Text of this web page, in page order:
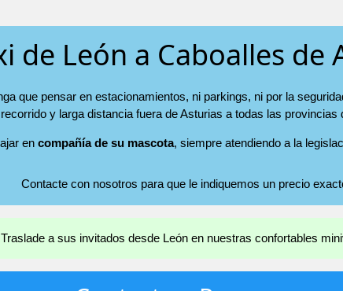
de León a Caboalles de
que pensar en estacionamientos, ni parkings, ni por la
y larga distancia fuera de Asturias a todas las provincias
en compañía de su mascota, siempre atendiendo a la
Contacte con nosotros para que le indiquemos un precio
Traslade a sus invitados desde León en nuestras confortables